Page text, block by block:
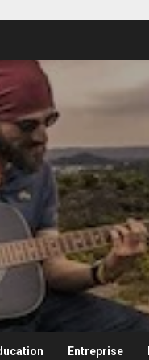
Entreprise